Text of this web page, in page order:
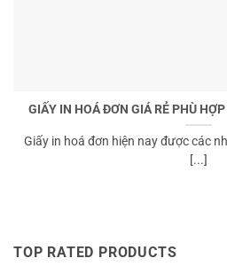
GIẤY IN HOÁ ĐƠN GIÁ RẺ PHÙ
Giấy in hoá đơn hiện nay được các
[...]
TOP RATED PRODUCTS